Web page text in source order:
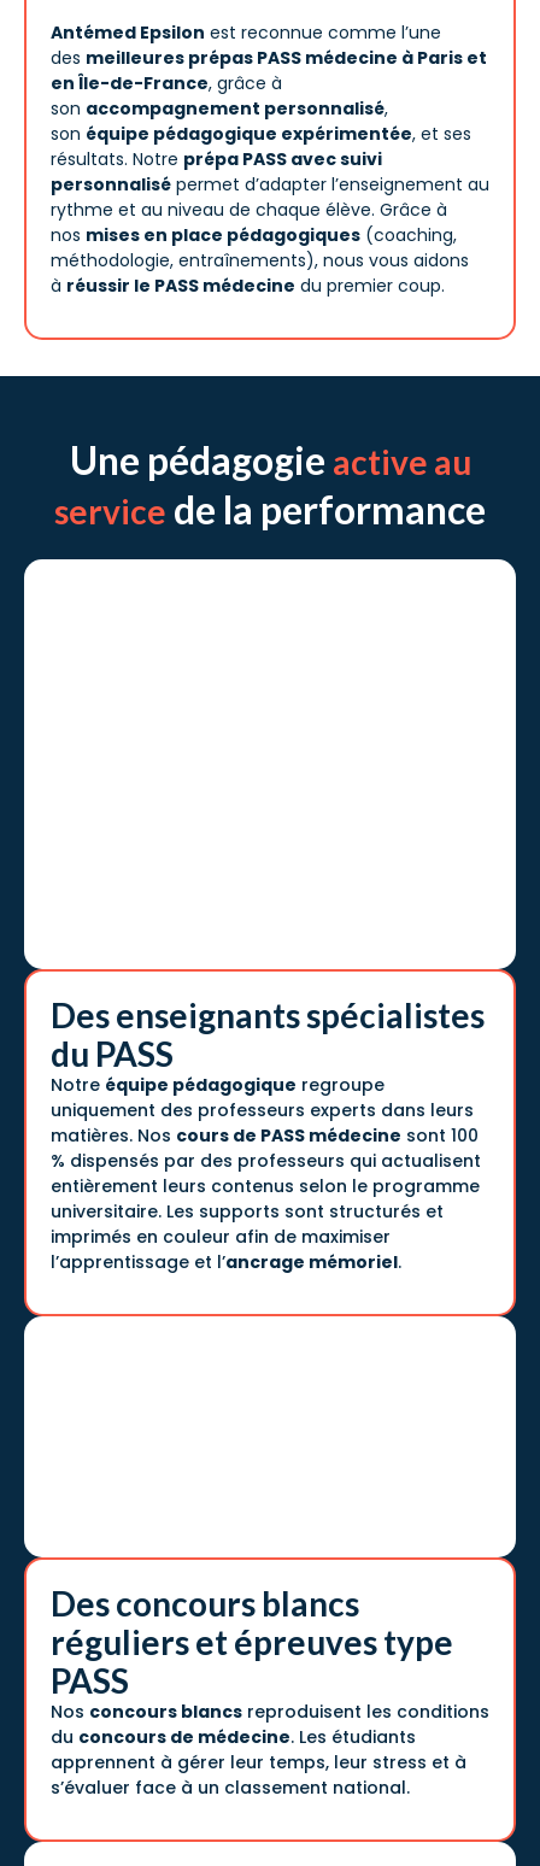
Antémed Epsilon est reconnue comme l’une
des meilleures prépas PASS médecine à Paris et
en Île-de-France, grâce à
son accompagnement personnalisé,
son équipe pédagogique expérimentée, et ses
résultats. Notre prépa PASS avec suivi
personnalisé permet d’adapter l’enseignement au
rythme et au niveau de chaque élève. Grâce à
nos mises en place pédagogiques (coaching,
méthodologie, entraînements), nous vous aidons
à réussir le PASS médecine du premier coup.
Une pédagogie active au
service de la performance
Des enseignants spécialistes
du PASS
Notre équipe pédagogique regroupe
uniquement des professeurs experts dans leurs
matières. Nos cours de PASS médecine sont 100
% dispensés par des professeurs qui actualisent
entièrement leurs contenus selon le programme
universitaire. Les supports sont structurés et
imprimés en couleur afin de maximiser
l’apprentissage et l’ancrage mémoriel.
Des concours blancs
réguliers et épreuves type
PASS
Nos concours blancs reproduisent les conditions
du concours de médecine. Les étudiants
apprennent à gérer leur temps, leur stress et à
s’évaluer face à un classement national.